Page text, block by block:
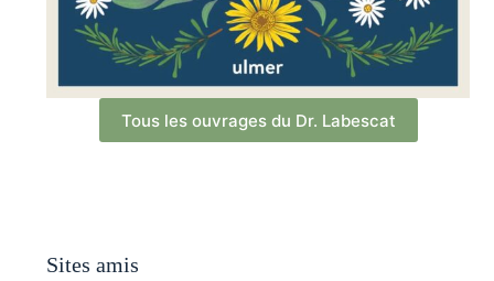
Tous les ouvrages du Dr. Labescat
Sites amis